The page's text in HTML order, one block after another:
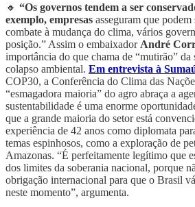
🔸 “Os governos tendem a ser
exemplo, empresas asseguram que
combate à mudança do clima, vários
posição.” Assim o embaixador André
importância do que chama de “mutirão” da
colapso ambiental. Em entrevista à
COP30, a Conferência do Clima das
“esmagadora maioria” do agro abraça a
sustentabilidade é uma enorme
que a grande maioria do setor está
experiência de 42 anos como diplomata
temas espinhosos, como a exploração de
Amazonas. “É perfeitamente legítimo que
dos limites da soberania nacional, porque
obrigação internacional para que o Brasil
neste momento”, argumenta.